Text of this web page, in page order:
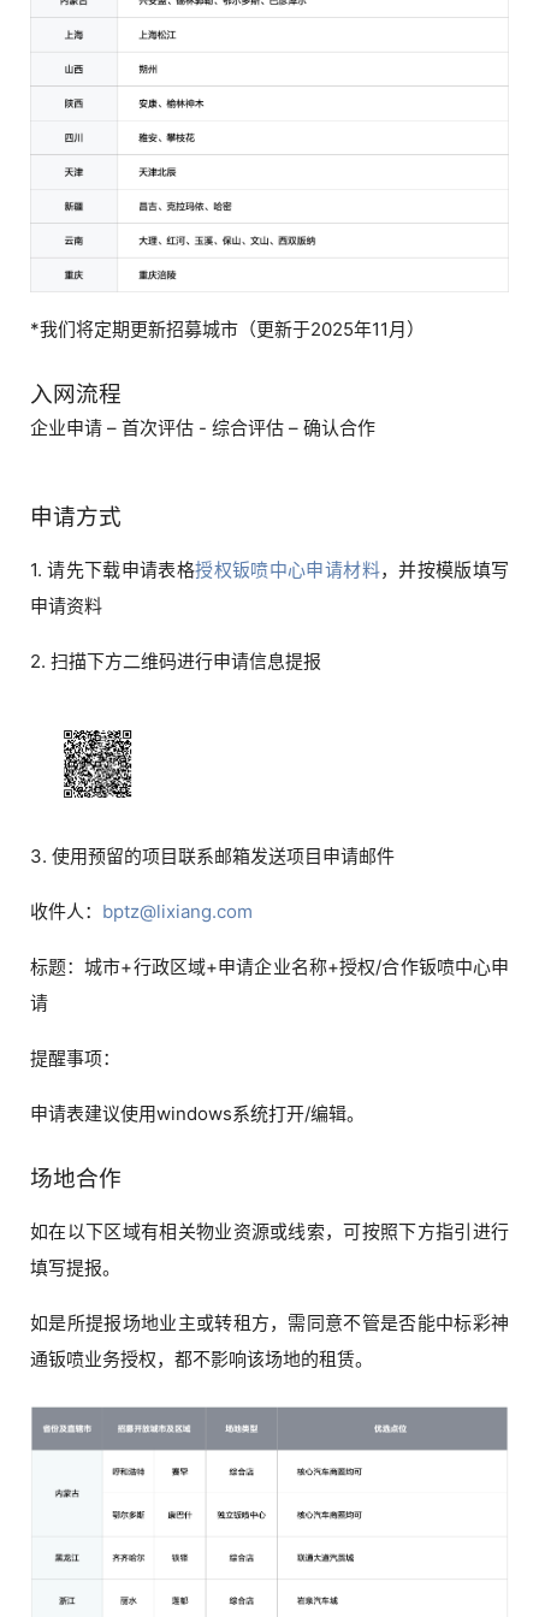
*我们将定期更新招募城市（更新于2025年11月）
入网流程
企业申请 – 首次评估 - 综合评估 – 确认合作
申请方式
1. 请先下载申请表格授权钣喷中心申请材料，并按模版填写
申请资料
2. 扫描下方二维码进行申请信息提报
3. 使用预留的项目联系邮箱发送项目申请邮件
收件人： bptz@lixiang.com
标题：城市+行政区域+申请企业名称+授权/合作钣喷中心申
请
提醒事项：
申请表建议使用windows系统打开/编辑。
场地合作
如在以下区域有相关物业资源或线索，可按照下方指引进行
填写提报。
如是所提报场地业主或转租方，需同意不管是否能中标彩神
通钣喷业务授权，都不影响该场地的租赁。